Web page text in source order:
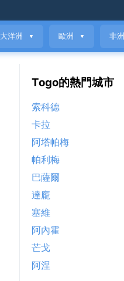
大洋洲 ▼ 歐洲 ▼ 非洲
Togo的熱門城市
索科德
卡拉
阿塔帕梅
帕利梅
巴薩爾
達龐
塞維
阿內霍
芒戈
阿涅